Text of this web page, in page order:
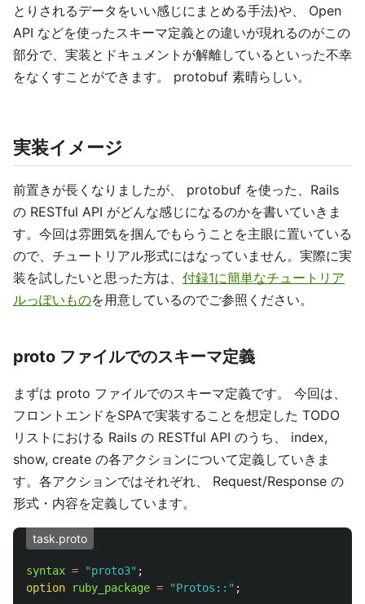
とりされるデータをいい感じにまとめる手法)や、 Open
API などを使ったスキーマ定義との違いが現れるのがこの
部分で、実装とドキュメントが解離しているといった不幸
をなくすことができます。 protobuf 素晴らしい。
実装イメージ
前置きが長くなりましたが、 protobuf を使った、Rails
の RESTful API がどんな感じになるのかを書いていきま
す。今回は雰囲気を掴んでもらうことを主眼に置いている
ので、チュートリアル形式にはなっていません。実際に実
装を試したいと思った方は、 付録1に簡単なチュートリア
ルっぽいものを用意しているのでご参照ください。
proto ファイルでのスキーマ定義
まずは proto ファイルでのスキーマ定義です。 今回は、
フロントエンドをSPAで実装することを想定した TODO
リストにおける Rails の RESTful API のうち、 index,
show, create の各アクションについて定義していきま
す。各アクションではそれぞれ、 Request/Response の
形式・内容を定義しています。
task.proto
syntax = "proto3" ;
option
ruby_package = "Protos::" ;